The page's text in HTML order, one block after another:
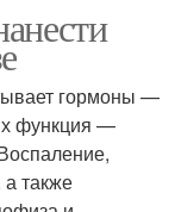
продукты
продукты
гормоны —
функция —
также